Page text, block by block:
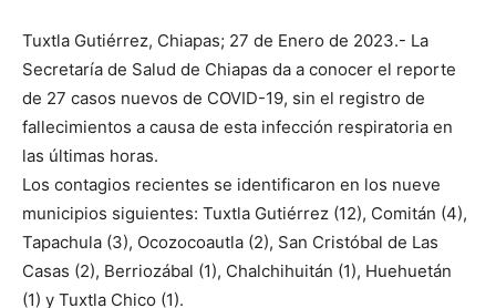
Tuxtla Gutiérrez, Chiapas; 27 de Enero de 2023.- La
Secretaría de Salud de Chiapas da a conocer el reporte
de 27 casos nuevos de COVID-19, sin el registro de
fallecimientos a causa de esta infección respiratoria en
las últimas horas.
Los contagios recientes se identificaron en los nueve
municipios siguientes: Tuxtla Gutiérrez (12), Comitán (4),
Tapachula (3), Ocozocoautla (2), San Cristóbal de Las
Casas (2), Berriozábal (1), Chalchihuitán (1), Huehuetán
(1) y Tuxtla Chico (1).